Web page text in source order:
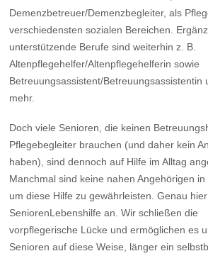
Demenzbetreuer/Demenzbegleiter, als
verschiedensten sozialen Bereichen.
unterstützende Berufe sind weiterhin z. B.
Altenpflegehelfer/Altenpflegehelferin sowie
Betreuungsassistent/Betreuungsassistentin
mehr.
Doch viele Senioren, die keinen
Pflegebegleiter brauchen (und daher kein
haben), sind dennoch auf Hilfe im Alltag
Manchmal sind keine nahen Angehörigen in
um diese Hilfe zu gewährleisten. Genau
SeniorenLebenshilfe an. Wir schließen die
vorpflegerische Lücke und ermöglichen es
Senioren auf diese Weise, länger ein